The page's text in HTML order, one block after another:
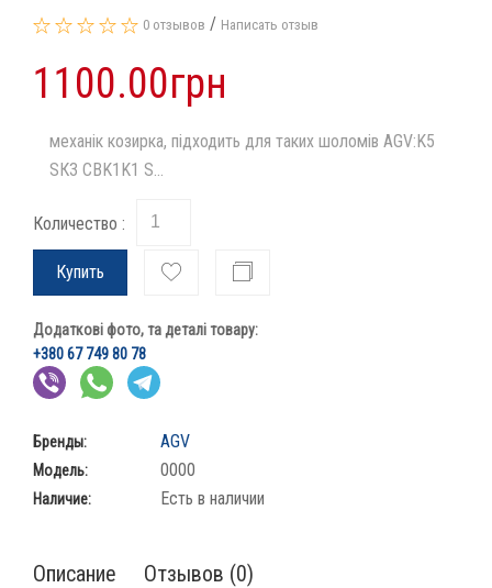
0 отзывов / Написать отзыв
1100.00грн
механік козирка, підходить для таких шоломів AGV:K5
SК3 СВK1K1 S...
Количество :
Купить
Додаткові фото, та деталі товару:
+380 67 749 80 78
Бренды: AGV
Модель: 0000
Наличие: Есть в наличии
Описание Отзывов (0)